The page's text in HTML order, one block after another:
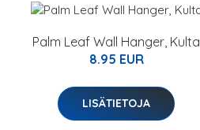
Palm Leaf Wall Hanger, Kulta
8.95 EUR
LISÄTIETOJA